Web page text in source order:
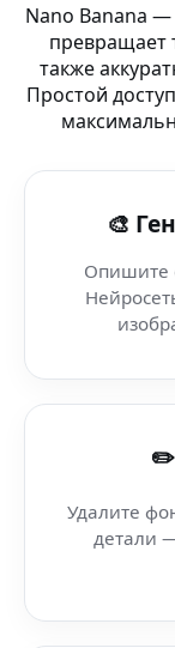
Нейросеть
AI Image Bot
AI портретный
AI фото-арт
AI реализм
AI реализм —
AI реализм
Nano Banana —
превращает
также
Простой
🎨
Опишите
✏️
Удалите
детали